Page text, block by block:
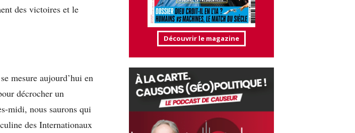
des victoires et le
mesure aujourd’hui en
décrocher un
midi, nous saurons qui
des Internationaux
Découvrir le magazine